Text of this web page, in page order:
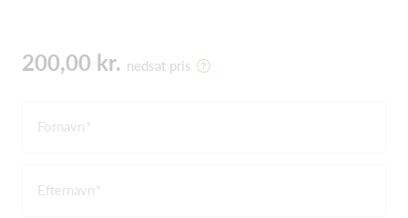
200,00 kr. nedsat pris
Fornavn
Efternavn